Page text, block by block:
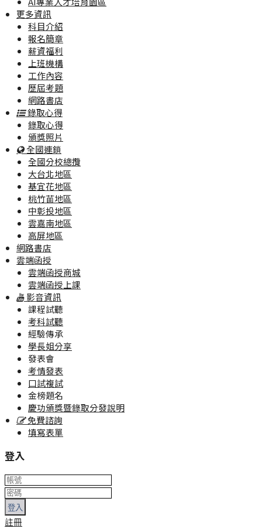
AI專業人才培育園區
更多資訊
科目介紹
報名簡章
薪資福利
上班機構
工作內容
歷屆考題
網路書店
錄取心得
錄取心得
頒獎照片
全國連鎖
全國分校總攬
大台北地區
基宜花地區
桃竹苗地區
中彰投地區
雲嘉南地區
高屏地區
網路書店
雲端函授
雲端函授商城
雲端函授上課
影音資訊
課程試聽
考科試聽
經驗傳承
學長姐分享
發表會
考情發表
口試複試
金榜題名
慶功頒獎暨錄取分發說明
免費諮詢
填寫表單
登入
登入
註冊